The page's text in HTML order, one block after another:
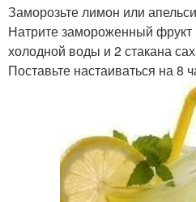
Заморозьте лимон или
Натрите замороженный фрукт
холодной воды и 2 стакана
Поставьте настаиваться на 8